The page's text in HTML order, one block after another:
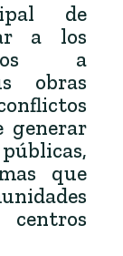
de
a los
a
obras
generar
que